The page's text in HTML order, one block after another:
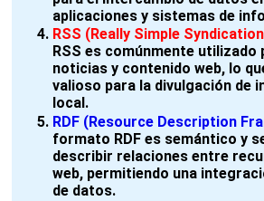
aplicaciones y sistemas de
RSS (Really Simple
RSS es comúnmente utilizado
noticias y contenido web, lo
valioso para la divulgación de
local.
RDF (Resource Description
formato RDF es semántico y
describir relaciones entre
web, permitiendo una
de datos.